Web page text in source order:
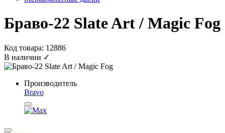
Браво-22 Slate Art / Magic Fog
Код товара: 12886
В наличии ✓
Производитель
Bravo